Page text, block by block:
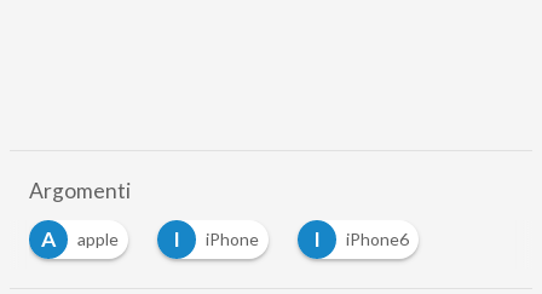
Argomenti
A
apple I iPhone I iPhone6